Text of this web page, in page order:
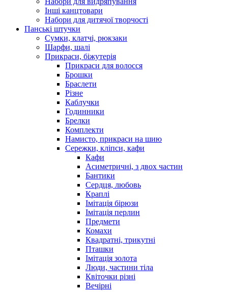
Інші канцтовари
Набори для дитячої творчості
Панські штучки
Сумки, клатчі, рюкзаки
Шарфи, шалі
Прикраси, біжутерія
Прикраси для волосся
Брошки
Браслети
Різне
Каблучки
Годинники
Брелки
Комплекти
Намисто, прикраси на шию
Сережки, кліпси, кафи
Кафи
Асиметричні, з двох частин
Бантики
Сердця, любовь
Краплі
Імітація бірюзи
Імітація перлин
Предмети
Комахи
Квадратні, трикутні
Пташки
Імітація золота
Люди, частини тіла
Квіточки різні
Вечірні